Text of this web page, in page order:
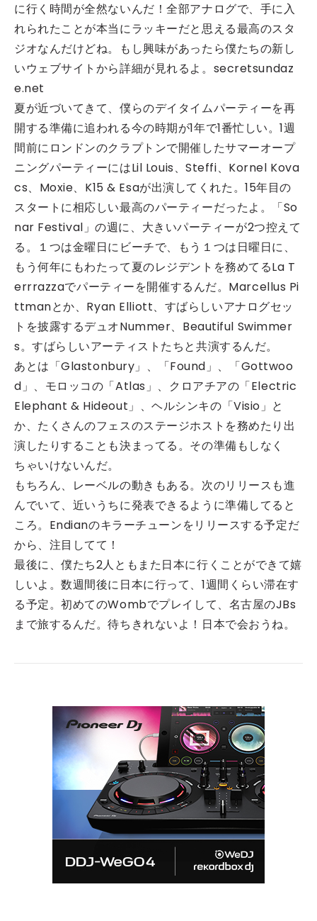
に行く時間が全然ないんだ！全部アナログで、手に入
れられたことが本当にラッキーだと思える最高のスタ
ジオなんだけどね。もし興味があったら僕たちの新し
いウェブサイトから詳細が見れるよ。secretsundaz
e.net
夏が近づいてきて、僕らのデイタイムパーティーを再
開する準備に追われる今の時期が1年で1番忙しい。1週
間前にロンドンのクラプトンで開催したサマーオープ
ニングパーティーにはLil Louis、Steffi、Kornel Kova
cs、Moxie、K15 & Esaが出演してくれた。15年目の
スタートに相応しい最高のパーティーだったよ。「So
nar Festival」の週に、大きいパーティーが2つ控えて
る。１つは金曜日にビーチで、もう１つは日曜日に、
もう何年にもわたって夏のレジデントを務めてるLa T
errrazzaでパーティーを開催するんだ。Marcellus Pi
ttmanとか、Ryan Elliott、すばらしいアナログセッ
トを披露するデュオNummer、Beautiful Swimmer
s。すばらしいアーティストたちと共演するんだ。
あとは「Glastonbury」、「Found」、「Gottwoo
d」、モロッコの「Atlas」、クロアチアの「Electric
Elephant & Hideout」、ヘルシンキの「Visio」と
か、たくさんのフェスのステージホストを務めたり出
演したりすることも決まってる。その準備もしなく
ちゃいけないんだ。
もちろん、レーベルの動きもある。次のリリースも進
んでいて、近いうちに発表できるように準備してると
ころ。Endianのキラーチューンをリリースする予定だ
から、注目してて！
最後に、僕たち2人ともまた日本に行くことができて嬉
しいよ。数週間後に日本に行って、1週間くらい滞在す
る予定。初めてのWombでプレイして、名古屋のJBs
まで旅するんだ。待ちきれないよ！日本で会おうね。